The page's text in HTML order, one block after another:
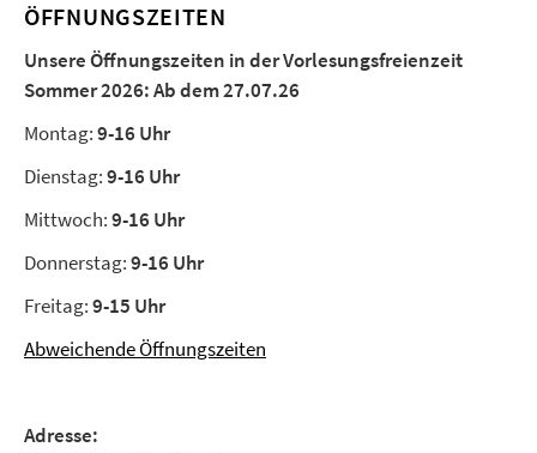
ÖFFNUNGSZEITEN
Unsere Öffnungszeiten in der Vorlesungsfreienzeit
Sommer 2026:Ab dem 27.07.26
Montag:9-16 Uhr
Dienstag:9-16 Uhr
Mittwoch:9-16 Uhr
Donnerstag:9-16 Uhr
Freitag:9-15 Uhr
Abweichende Öffnungszeiten
Adresse: